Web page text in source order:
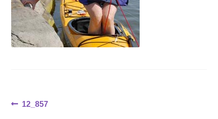
Inläggsnavigering
Föregående
12_857